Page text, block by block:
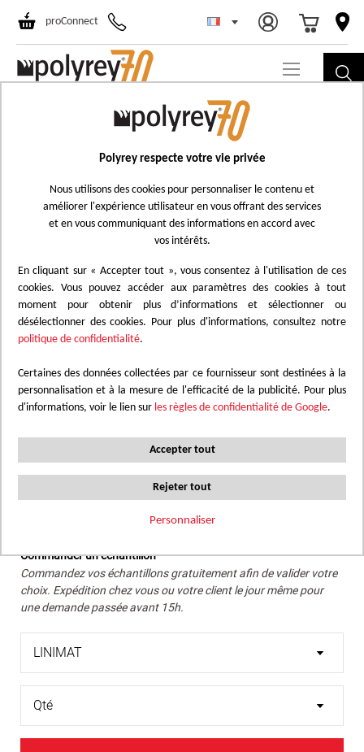
Polyrey respecte votre vie privée
Nous utilisons des cookies pour personnaliser le contenu et
améliorer l'expérience utilisateur en vous offrant des services
et en vous communiquant des informations en accord avec
vos intérêts.
En cliquant sur « Accepter tout », vous consentez à l'utilisation de ces
cookies. Vous pouvez accéder aux paramètres des cookies à tout
moment pour obtenir plus d’informations et sélectionner ou
désélectionner des cookies. Pour plus d'informations, consultez notre
politique de confidentialité.
Certaines des données collectées par ce fournisseur sont destinées à la
personnalisation et à la mesure de l'efficacité de la publicité. Pour plus
d'informations, voir le lien sur les règles de confidentialité de Google.
Accepter tout
Rejeter tout
Personnaliser
proConnect
Choisir un
Chêne gris clair naturel à grain fin. Un rendu lumineux et
subtil, parfait pour des intérieurs épurés et une ambiance
douce et contemporaine.
Commander un échantillon
Commandez vos échantillons gratuitement afin de valider votre
choix. Expédition chez vous ou votre client le jour même pour
une demande passée avant 15h.
Chêne D'Argent
à
la
liste
d'achats
Nous conseillons de vérifier la teinte recherchée avec un
Passer
au
de
d’images